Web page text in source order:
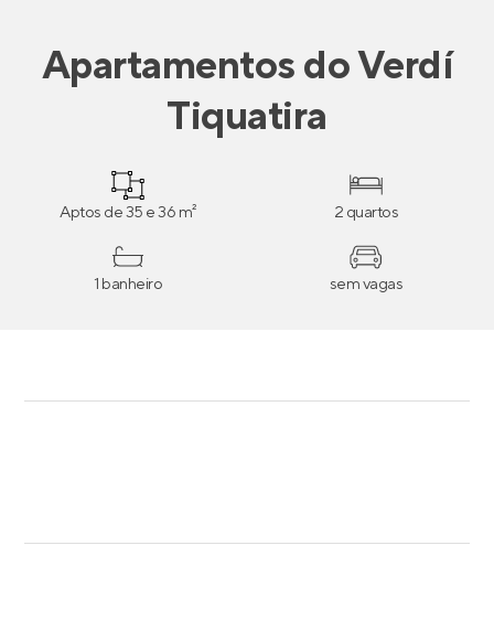
ApartamentosdoVerdí
Tiquatira
Aptos de 35 e 36 m² 2 quartos
1 banheiro sem vagas